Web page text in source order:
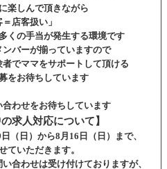
楽しんで頂きながら
＝店客扱い」
くの手当が発生する環境です
バーが揃っていますので
でママをサポートして頂ける
をお待ちしています
合わせをお待ちしています
求人対応について】
（日）から8月16日（日）まで、
ていただきます。
合わせは受け付けておりますが、